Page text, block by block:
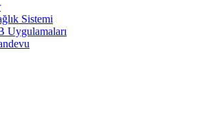
Sistemi
Uygulamaları